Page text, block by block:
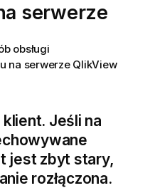
serwerze
obsługi
na serwerze QlikView
Jeśli na
jest zbyt stary,
rozłączona.